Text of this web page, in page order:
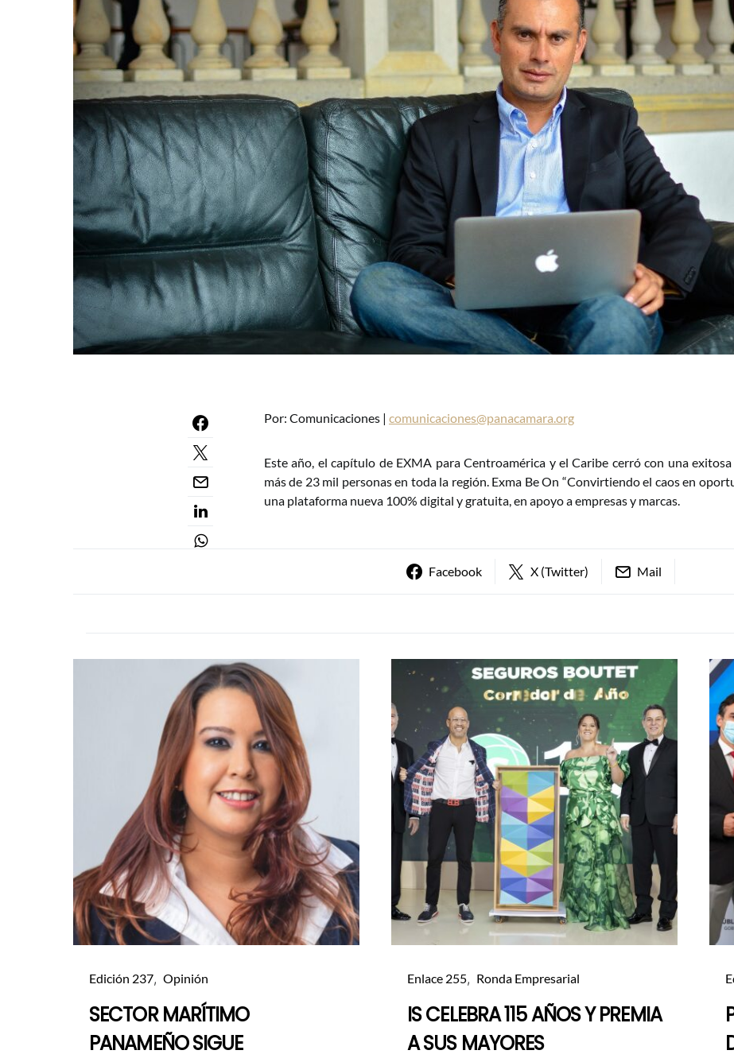
Por: Comunicaciones | comunicaciones@panacamara.org
Este año, el capítulo de EXMA para Centroamérica y el Caribe cerró con una
más de 23 mil personas en toda la región. Exma Be On “Convirtiendo el caos en
una plataforma nueva 100% digital y gratuita, en apoyo a empresas y marcas.
Facebook X (Twitter) Mail
Edición 237 Opinión
SECTOR MARÍTIMO
PANAMEÑO SIGUE
Enlace 255 Ronda Empresarial
IS CELEBRA 115 AÑOS Y PREMIA
A SUS MAYORES